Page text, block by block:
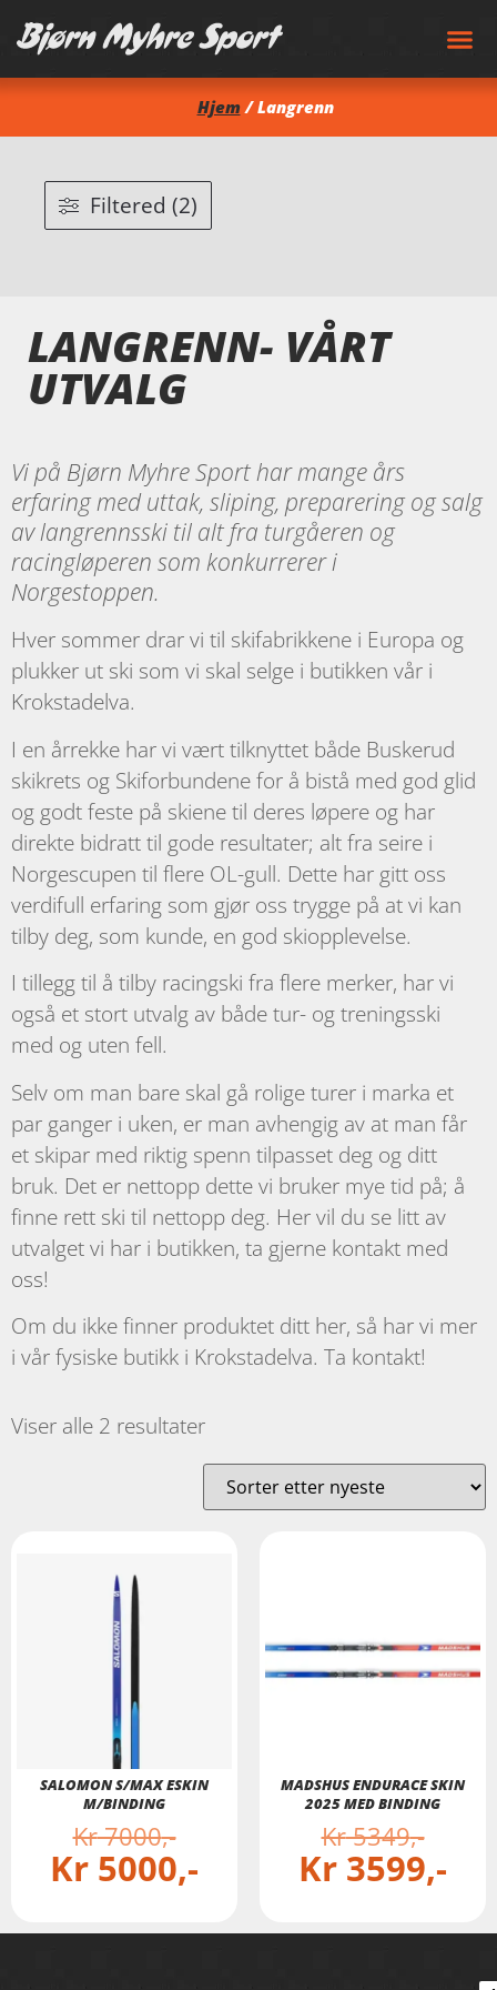
Hjem/ Langrenn
Filtered (2)
LANGRENN- VÅRT
UTVALG
Vi på Bjørn Myhre Sport har mange års
erfaring med uttak, sliping, preparering og salg
av langrennsski til alt fra turgåeren og
racingløperen som konkurrerer i
Norgestoppen.
Hver sommer drar vi til skifabrikkene i Europa og
plukker ut ski som vi skal selge i butikken vår i
Krokstadelva.
I en årrekke har vi vært tilknyttet både Buskerud
skikrets og Skiforbundene for å bistå med god glid
og godt feste på skiene til deres løpere og har
direkte bidratt til gode resultater; alt fra seire i
Norgescupen til flere OL-gull. Dette har gitt oss
verdifull erfaring som gjør oss trygge på at vi kan
tilby deg, som kunde, en god skiopplevelse.
I tillegg til å tilby racingski fra flere merker, har vi
også et stort utvalg av både tur- og treningsski
med og uten fell.
Selv om man bare skal gå rolige turer i marka et
par ganger i uken, er man avhengig av at man får
et skipar med riktig spenn tilpasset deg og ditt
bruk. Det er nettopp dette vi bruker mye tid på; å
finne rett ski til nettopp deg. Her vil du se litt av
utvalget vi har i butikken, ta gjerne kontakt med
oss!
Om du ikke finner produktet ditt her, så har vi mer
i vår fysiske butikk i Krokstadelva. Ta kontakt!
Viser alle 2 resultater
SALOMON S/MAX ESKIN
M/BINDING
Kr7000
Kr 5000
MADSHUS ENDURACE SKIN
2025 MED BINDING
Kr5349
Kr 3599